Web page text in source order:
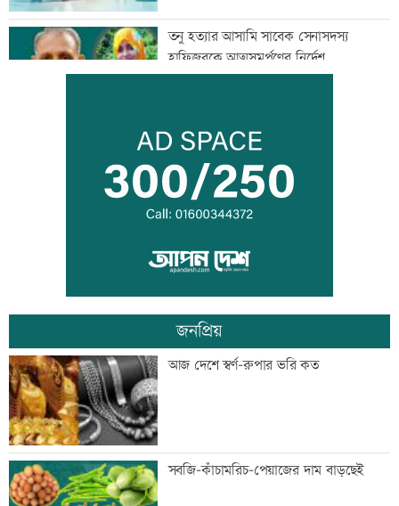
তনু হত্যার আসামি সাবেক সেনাসদস্য
হাফিজুরকে আত্মসমর্পণের নির্দেশ
দুদকের মামলায় ঢাকা ব্যাংকের ৪ কর্মকর্তার
কারাদণ্ড
জিয়াউর রহমান দেশে প্রথম সবুজ বিপ্লবের
ডাক দিয়েছিলেন: পরিবেশমন্ত্রী
প্রথম শ্রেণিতে ভর্তি লটারিতে
মেঘনার ভাঙনরোধে জিও ব্যাগ প্রকল্পে
অনিয়ম, এলাকাবাসীর মানববন্ধন
জনপ্রিয়
আজ দেশে স্বর্ণ-রুপার ভরি কত
সবজি-কাঁচামরিচ-পেয়াজের দাম বাড়ছেই